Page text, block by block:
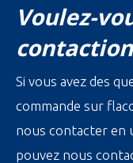
Voulez-
Si vous avez des
commande sur
nous contacter en
pouvez nous